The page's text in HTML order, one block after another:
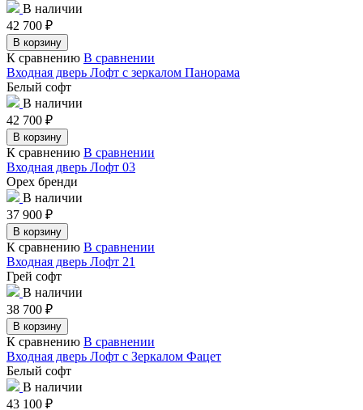
В наличии
42 700 ₽
В корзину
К сравнению В сравнении
Входная дверь Лофт с зеркалом Панорама
Белый софт
В наличии
42 700 ₽
В корзину
К сравнению В сравнении
Входная дверь Лофт 03
Орех бренди
В наличии
37 900 ₽
В корзину
К сравнению В сравнении
Входная дверь Лофт 21
Грей софт
В наличии
38 700 ₽
В корзину
К сравнению В сравнении
Входная дверь Лофт с Зеркалом Фацет
Белый софт
В наличии
43 100 ₽